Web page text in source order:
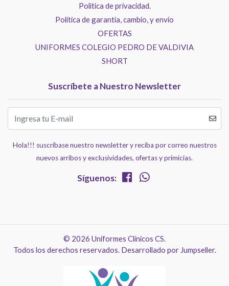
Politica de privacidad.
Política de garantía, cambio, y envío
OFERTAS
UNIFORMES COLEGIO PEDRO DE VALDIVIA
SHORT
Suscríbete a Nuestro Newsletter
Hola!!! suscríbase nuestro newsletter y reciba por correo nuestros
nuevos arribos y exclusividades, ofertas y primicias.
Síguenos:
© 2026 Uniformes Clínicos CS.
Todos los derechos reservados. Desarrollado por Jumpseller.